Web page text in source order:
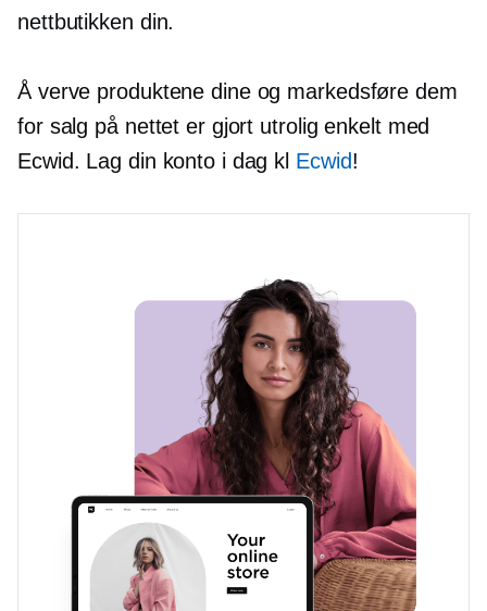
nettbutikken din.
Å verve produktene dine og markedsføre dem
for salg på nettet er gjort utrolig enkelt med
Ecwid. Lag din konto i dag kl Ecwid!